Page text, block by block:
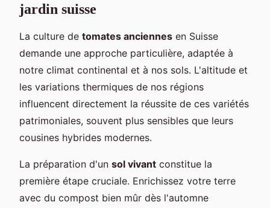
jardin suisse
La culture de tomates anciennes en Suisse
demande une approche particulière, adaptée à
notre climat continental et à nos sols. L'altitude et
les variations thermiques de nos régions
influencent directement la réussite de ces variétés
patrimoniales, souvent plus sensibles que leurs
cousines hybrides modernes.
La préparation d'un sol vivant constitue la
première étape cruciale. Enrichissez votre terre
avec du compost bien mûr dès l'automne